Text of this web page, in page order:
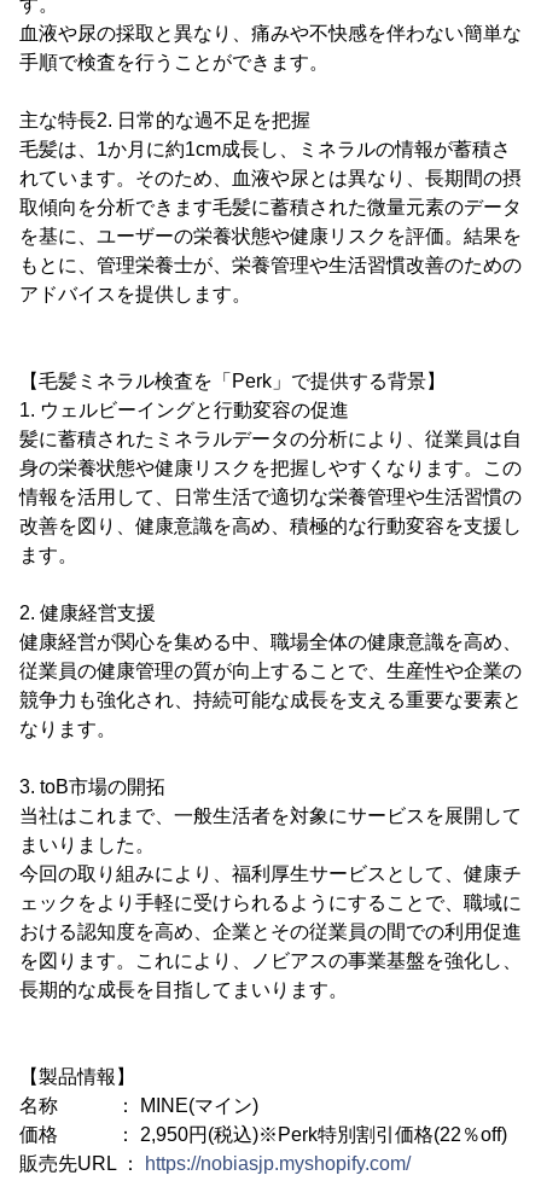
す。
血液や尿の採取と異なり、痛みや不快感を伴わない簡単な
手順で検査を行うことができます。
主な特長2. 日常的な過不足を把握
毛髪は、1か月に約1cm成長し、ミネラルの情報が蓄積さ
れています。そのため、血液や尿とは異なり、長期間の摂
取傾向を分析できます毛髪に蓄積された微量元素のデータ
を基に、ユーザーの栄養状態や健康リスクを評価。結果を
もとに、管理栄養士が、栄養管理や生活習慣改善のための
アドバイスを提供します。
【毛髪ミネラル検査を「Perk」で提供する背景】
1. ウェルビーイングと行動変容の促進
髪に蓄積されたミネラルデータの分析により、従業員は自
身の栄養状態や健康リスクを把握しやすくなります。この
情報を活用して、日常生活で適切な栄養管理や生活習慣の
改善を図り、健康意識を高め、積極的な行動変容を支援し
ます。
2. 健康経営支援
健康経営が関心を集める中、職場全体の健康意識を高め、
従業員の健康管理の質が向上することで、生産性や企業の
競争力も強化され、持続可能な成長を支える重要な要素と
なります。
3. toB市場の開拓
当社はこれまで、一般生活者を対象にサービスを展開して
まいりました。
今回の取り組みにより、福利厚生サービスとして、健康チ
ェックをより手軽に受けられるようにすることで、職域に
おける認知度を高め、企業とその従業員の間での利用促進
を図ります。これにより、ノビアスの事業基盤を強化し、
長期的な成長を目指してまいります。
【製品情報】
名称 ： MINE(マイン)
価格 ： 2,950円(税込)※Perk特別割引価格(22％off)
販売先URL ：
https://nobiasjp.myshopify.com/